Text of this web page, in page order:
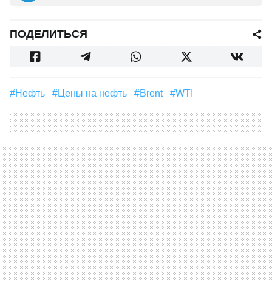
ПОДЕЛИТЬСЯ
#Нефть #цены на нефть #Brent #WTI